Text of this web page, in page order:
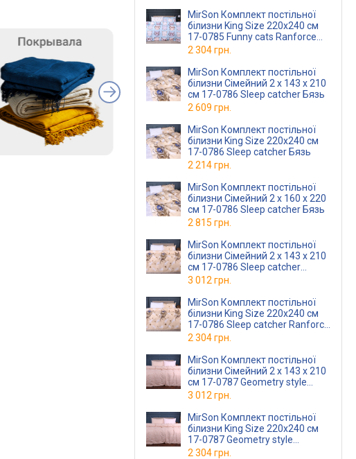
MirSon Комплект постільної
білизни King Size 220х240 см
17-0785 Funny cats Ranforce
Elite
2 304 грн.
MirSon Комплект постільної
білизни Сімейний 2 x 143 х 210
см 17-0786 Sleep catcher Бязь
2 609 грн.
MirSon Комплект постільної
білизни King Size 220х240 см
17-0786 Sleep catcher Бязь
2 214 грн.
MirSon Комплект постільної
білизни Сімейний 2 x 160 х 220
см 17-0786 Sleep catcher Бязь
2 815 грн.
MirSon Комплект постільної
білизни Сімейний 2 x 143 х 210
см 17-0786 Sleep catcher
Ranforce Elite
3 012 грн.
MirSon Комплект постільної
білизни King Size 220х240 см
17-0786 Sleep catcher Ranforce
Elite
2 304 грн.
MirSon Комплект постільної
білизни Сімейний 2 x 143 х 210
см 17-0787 Geometry style
Ranforce Elite
3 012 грн.
MirSon Комплект постільної
білизни King Size 220х240 см
17-0787 Geometry style
Ranforce Elite
2 304 грн.